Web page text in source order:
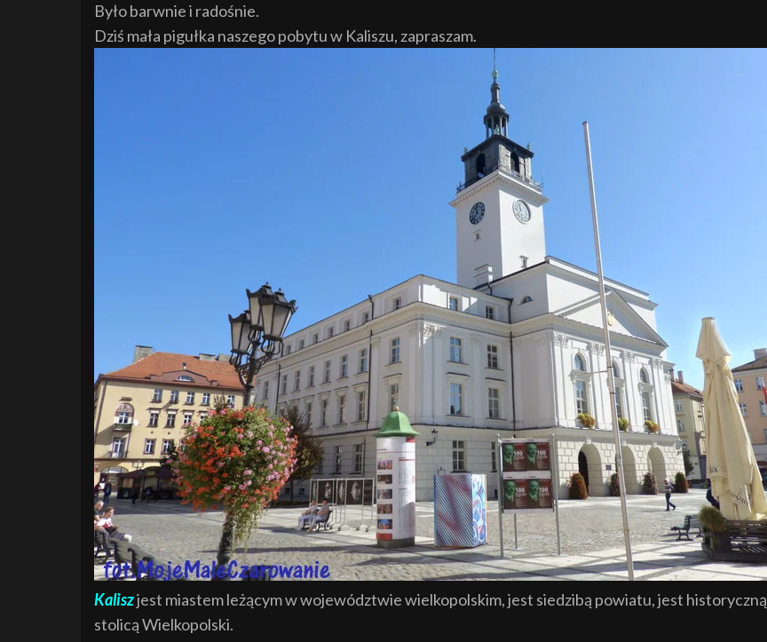
Było barwnie i radośnie.
Dziś mała pigułka naszego pobytu w Kaliszu, zapraszam.
Kaliszjest miastem leżącym w województwie wielkopolskim, jest siedzibą powiatu, jest historyczną
stolicą Wielkopolski.